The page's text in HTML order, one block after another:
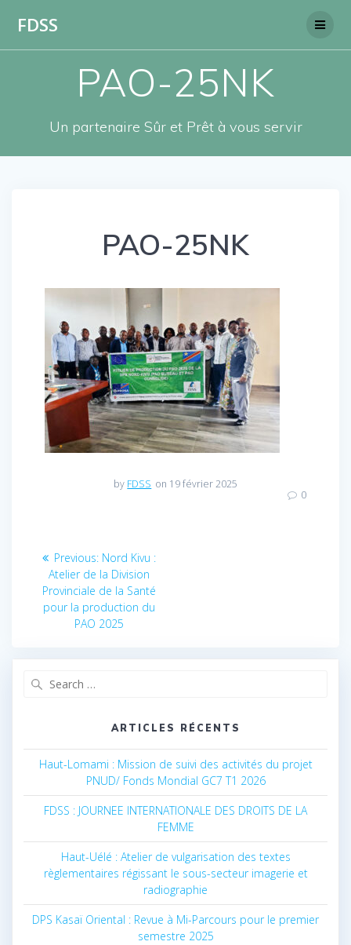
FDSS
PAO-25NK
Un partenaire Sûr et Prêt à vous servir
PAO-25NK
by FDSS on 19 février 2025
0
Navigation
l’article
Previous: Previous
post:
Nord Kivu :
Atelier de la Division
Provinciale de la Santé
pour la production du
PAO 2025
ARTICLES RÉCENTS
Haut-Lomami : Mission de suivi des activités du projet
PNUD/ Fonds Mondial GC7 T1 2026
FDSS : JOURNEE INTERNATIONALE DES DROITS DE LA
FEMME
Haut-Uélé : Atelier de vulgarisation des textes
règlementaires régissant le sous-secteur imagerie et
radiographie
DPS Kasaï Oriental : Revue à Mi-Parcours pour le premier
semestre 2025